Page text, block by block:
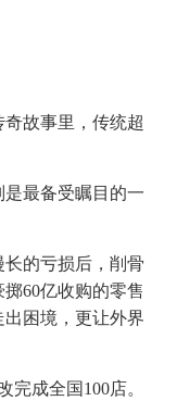
故事里，传统超
最备受瞩目的一
的亏损后，削骨
60亿收购的零售
困境，更让外界
完成全国100店。